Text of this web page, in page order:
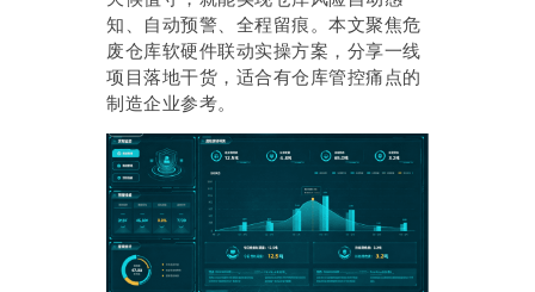
知、自动预警、全程留痕。本文聚焦危
废仓库软硬件联动实操方案，分享一线
项目落地干货，适合有仓库管控痛点的
制造企业参考。